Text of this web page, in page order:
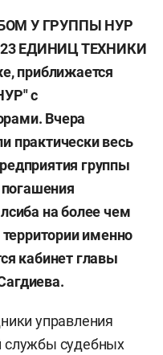
У ГРУППЫ НУР
ЕДИНИЦ ТЕХНИКИ
приближается
с
Вчера
практически весь
группы
на более чем
именно
кабинет главы
управления
службы судебных